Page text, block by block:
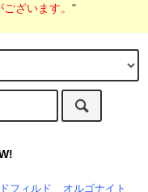
ございます。"
フィルド オルゴナイト